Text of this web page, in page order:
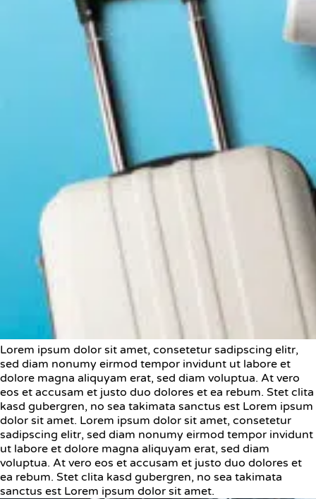
Lorem ipsum dolor sit amet, consetetur sadipscing elitr,
sed diam nonumy eirmod tempor invidunt ut labore et
dolore magna aliquyam erat, sed diam voluptua. At vero
eos et accusam et justo duo dolores et ea rebum. Stet clita
kasd gubergren, no sea takimata sanctus est Lorem ipsum
dolor sit amet. Lorem ipsum dolor sit amet, consetetur
sadipscing elitr, sed diam nonumy eirmod tempor invidunt
ut labore et dolore magna aliquyam erat, sed diam
voluptua. At vero eos et accusam et justo duo dolores et
ea rebum. Stet clita kasd gubergren, no sea takimata
sanctus est Lorem ipsum dolor sit amet.